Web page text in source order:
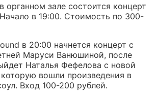
органном зале состоится концерт
в 19:00. Стоимость по 300-
в 20:00 начнется концерт с
Маруси Ванюшиной, после
Наталья Фефелова с новой
вошли произведения в
Вход 100-200 рублей.